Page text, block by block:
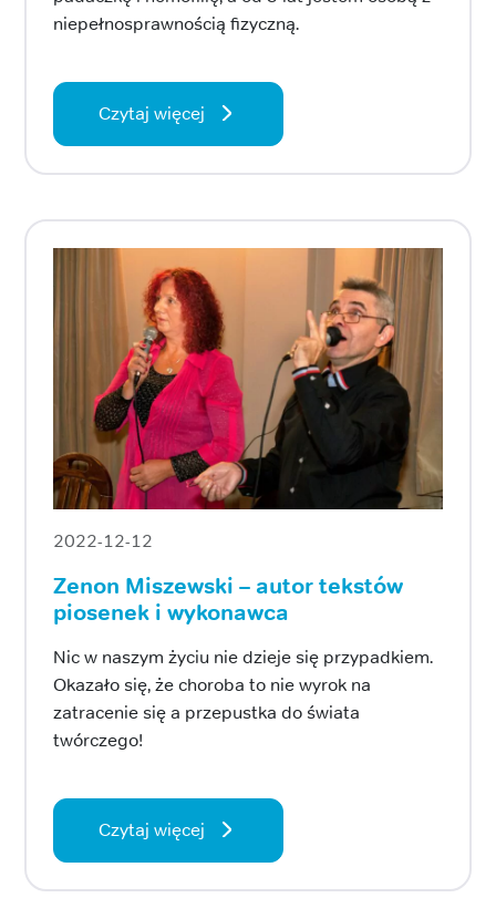
niepełnosprawnością fizyczną.
Czytaj więcej
2022-12-12
Zenon Miszewski – autor tekstów
piosenek i wykonawca
Nic w naszym życiu nie dzieje się przypadkiem.
Okazało się, że choroba to nie wyrok na
zatracenie się a przepustka do świata
twórczego!
Czytaj więcej